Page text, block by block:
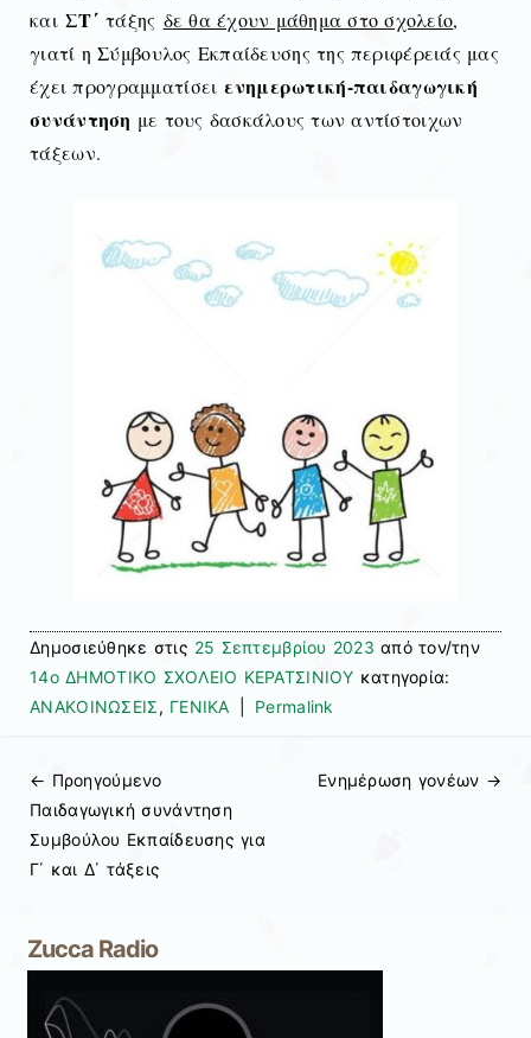
καιΣΤ΄ τάξης δε θα έχουν μάθημα στο σχολείο,
γιατί η Σύμβουλος Εκπαίδευσης της περιφέρειάς μας
έχει προγραμματίσειενημερωτική-παιδαγωγική
συνάντηση με τους δασκάλους των αντίστοιχων
τάξεων.
Δημοσιεύθηκε στις 25 Σεπτεμβρίου 2023 από τον/την
14ο ΔΗΜΟΤΙΚΟ ΣΧΟΛΕΙΟ ΚΕΡΑΤΣΙΝΙΟΥ κατηγορία:
ΑΝΑΚΟΙΝΩΣΕΙΣ, ΓΕΝΙΚΑ Permalink
Πλοήγηση άρθρων
← Προηγούμενo
Παιδαγωγική συνάντηση
Συμβούλου Εκπαίδευσης για
Γ΄ και Δ΄ τάξεις
Ενημέρωση γονέων →
Zucca Radio